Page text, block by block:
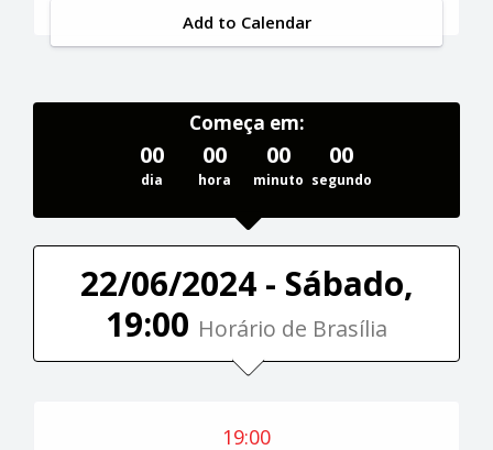
Add to Calendar
Começa em:
00
dia
00
hora
00
minuto
00
segundo
22/06/2024 - Sábado,
19:00 Horário de Brasília
19:00